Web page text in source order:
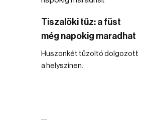
Tiszalöki tűz: a füst
még napokig maradhat
Huszonkét tűzoltó dolgozott
a helyszínen.